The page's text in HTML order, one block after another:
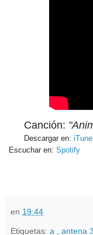
Canción:
Descargar en:
Escuchar en: Spotify
en 19:44
Etiquetas: a antena 3